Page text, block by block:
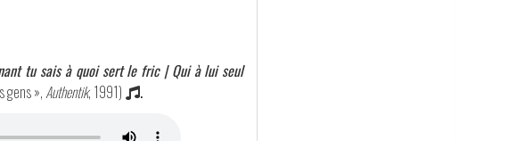
tu sais à quoi sert le fric | Qui à lui seul
gens »,Authentik, 1991) .